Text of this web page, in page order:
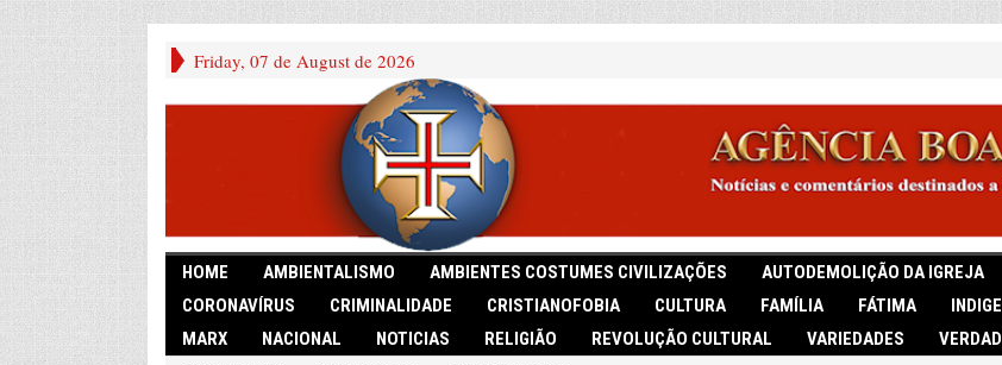
Friday, 07 de August de 2026
HOME AMBIENTALISMO AMBIENTES COSTUMES CIVILIZAÇÕES AUTODEMOLIÇÃO DA IGREJA
CORONAVÍRUS
CRIMINALIDADE CRISTIANOFOBIA CULTURA FAMÍLIA FÁTIMA
MARX
NACIONAL NOTICIAS RELIGIÃO REVOLUÇÃO CULTURAL VARIEDADES